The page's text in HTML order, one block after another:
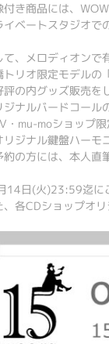
付き商品には、
イベートスタジオで
て、メロディオンで
トリオ限定モデルの
評の内グッズ販売を
ジナルバードコール
・mu-moショップ限
リジナル鍵盤ハー
約の方には、本人直
14日(火)23:59迄に
、各CDショップオ